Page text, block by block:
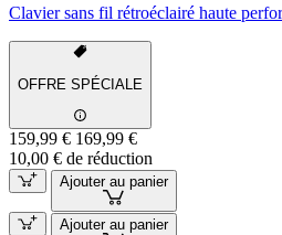
Clavier sans fil rétroéclairé haute
OFFRE SPÉCIALE
159,99 € 169,99 €
10,00 € de réduction
Ajouter au panier
Ajouter au panier